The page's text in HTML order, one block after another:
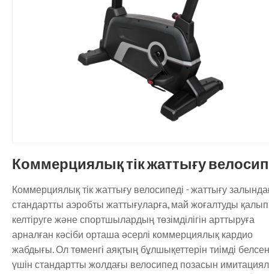
Коммерциялық тік жаттығу
Коммерциялық тік жаттығу велосипеді - жаттығу
стандартты аэробты жаттығуларға, май жоғалтуды
келтіруге және спортшылардың төзімділігін арттыруға
арналған кәсіби орташа әсерлі коммерциялық кардио
жабдығы. Ол төменгі аяқтың бұлшықеттерін тиімді
үшін стандартты жолдағы велосипед позасын